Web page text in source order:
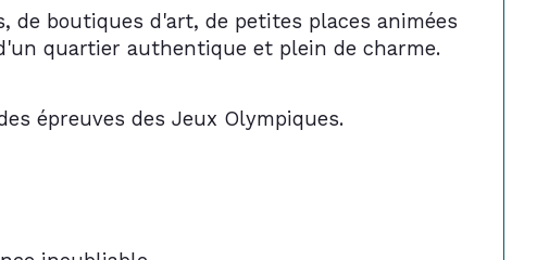
boutiques d'art, de petites places animées
quartier authentique et plein de charme.
épreuves des Jeux Olympiques.